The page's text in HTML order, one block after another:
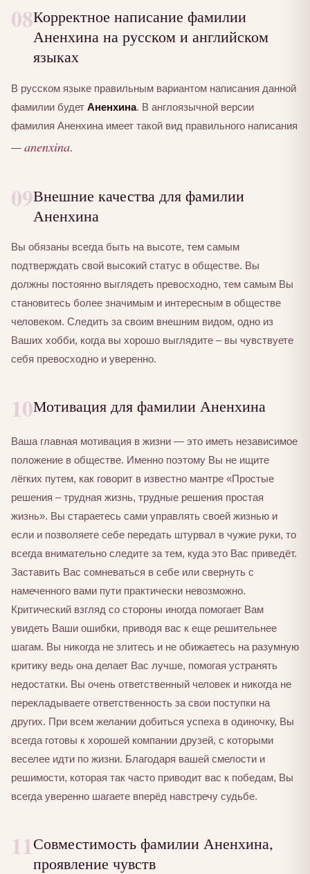
08Корректное написание фамилии
Аненхина на русском и английском
языках
В русском языке правильным вариантом написания данной
фамилии будет Аненхина. В англоязычной версии
фамилия Аненхина имеет такой вид правильного написания
— anenxina.
09Внешние качества для фамилии
Аненхина
Вы обязаны всегда быть на высоте, тем самым
подтверждать свой высокий статус в обществе. Вы
должны постоянно выглядеть превосходно, тем самым Вы
становитесь более значимым и интересным в обществе
человеком. Следить за своим внешним видом, одно из
Ваших хобби, когда вы хорошо выглядите – вы чувствуете
себя превосходно и уверенно.
10Мотивация для фамилии Аненхина
Ваша главная мотивация в жизни — это иметь независимое
положение в обществе. Именно поэтому Вы не ищите
лёгких путем, как говорит в известно мантре «Простые
решения – трудная жизнь, трудные решения простая
жизнь». Вы стараетесь сами управлять своей жизнью и
если и позволяете себе передать штурвал в чужие руки, то
всегда внимательно следите за тем, куда это Вас приведёт.
Заставить Вас сомневаться в себе или свернуть с
намеченного вами пути практически невозможно.
Критический взгляд со стороны иногда помогает Вам
увидеть Ваши ошибки, приводя вас к еще решительнее
шагам. Вы никогда не злитесь и не обижаетесь на разумную
критику ведь она делает Вас лучше, помогая устранять
недостатки. Вы очень ответственный человек и никогда не
перекладываете ответственность за свои поступки на
других. При всем желании добиться успеха в одиночку, Вы
всегда готовы к хорошей компании друзей, с которыми
веселее идти по жизни. Благодаря вашей смелости и
решимости, которая так часто приводит вас к победам, Вы
всегда уверенно шагаете вперёд навстречу судьбе.
11Совместимость фамилии Аненхина,
проявление чувств